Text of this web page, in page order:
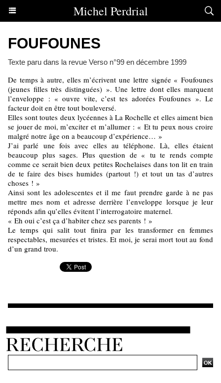
Michel Perdrial
FOUFOUNES
Texte paru dans la revue Verso n°99 en décembre 1999
De temps à autre, elles m’écrivent une lettre signée « Foufounes
(jeunes filles très distinguées) ». Une lettre dont elles marquent
l’enveloppe : « ouvre vite, c’est tes adorées Foufounes ». Le
facteur doit en être tout bouleversé.
Elles sont toutes deux lycéennes à La Rochelle et elles aiment bien
se jouer de moi, m’exciter et m’allumer : « Et tu peux nous croire
malgré notre âge on a beaucoup d’expérience… »
J’ai parlé une fois avec elles au téléphone. Là, elles étaient
beaucoup plus sages. Plus question de « tu te rends compte
comme ce serait bien deux petites Rochelaises dans ton lit en train
de te faire des bises humides (partout !) et tout un tas d’autres
choses ! »
Ainsi sont les adolescentes et il me faut prendre garde à ne pas
mettre mes nom et adresse derrière l’enveloppe lorsque je leur
réponds afin qu’elles évitent l’interrogatoire maternel.
« Eh oui c’est ça d’habiter chez ses parents ! »
Le temps qui salit tout finira par les transformer en femmes
respectables, mesurées et tristes. Et moi, je serai mort tout au fond
d’un grand trou.